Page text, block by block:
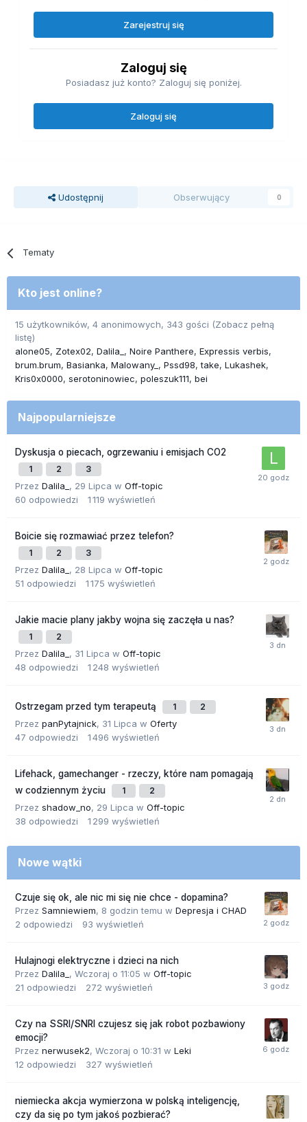
Zarejestruj się
Zaloguj się
Posiadasz już konto? Zaloguj się poniżej.
Zaloguj się
Udostępnij Obserwujący 0
Tematy
Kto jest online?
15 użytkowników, 4 anonimowych, 343 gości (Zobacz pełną
listę)
alone05
Zotex02 Dalila_ Noire Panthere Expressis verbis
brum.brum Basianka Malowany_ Pssd98 take Lukashek
Kris0x0000 serotoninowiec poleszuk111 bei
Najpopularniejsze
Dyskusja o piecach, ogrzewaniu i emisjach CO2
1 2 3
Przez Dalila_ , 29 Lipca w Off-topic
60 odpowiedzi 1 119 wyświetleń
Boicie się rozmawiać przez telefon?
1 2 3
Przez Dalila_ , 28 Lipca w Off-topic
51 odpowiedzi 1 175 wyświetleń
Jakie macie plany jakby wojna się zaczęła u nas?
1 2
Przez Dalila_ , 31 Lipca w Off-topic
48 odpowiedzi 1 248 wyświetleń
Ostrzegam przed tym terapeutą 1 2
Przez panPytajnick, 31 Lipca w Oferty
47 odpowiedzi 1 496 wyświetleń
Lifehack, gamechanger - rzeczy, które nam pomagają
w codziennym życiu
1 2
Przez shadow_no, 29 Lipca w Off-topic
38 odpowiedzi 1 299 wyświetleń
Nowe wątki
Czuje się ok, ale nic mi się nie chce - dopamina?
Przez Samniewiem, 8 godzin temu w Depresja i CHAD
2 odpowiedzi 93 wyświetleń
Hulajnogi elektryczne i dzieci na nich
Przez Dalila_ , Wczoraj o 11:05 w Off-topic
21 odpowiedzi 272 wyświetleń
Czy na SSRI/SNRI czujesz się jak robot pozbawiony
emocji?
Przez nerwusek2, Wczoraj o 10:31 w Leki
12 odpowiedzi 327 wyświetleń
niemiecka akcja wymierzona w polską inteligencję,
czy da się po tym jakoś pozbierać?